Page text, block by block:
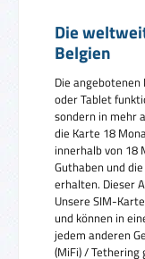
Die
Belgien
Die
oder Tablet
sondern in mehr
die Karte 18
innerhalb von 18
Guthaben und
erhalten. Dieser
Unsere SIM-
und können in
jedem anderen
(MiFi) /